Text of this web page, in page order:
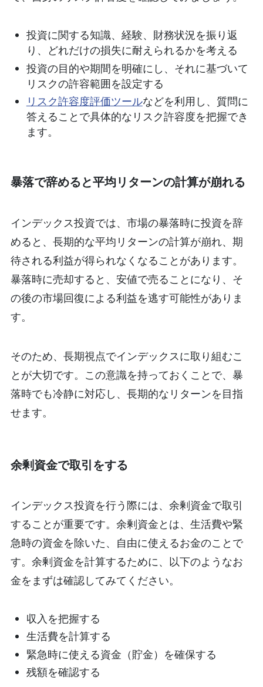
投資に関する知識、経験、財務状況を振り返
り、どれだけの損失に耐えられるかを考える
投資の目的や期間を明確にし、それに基づいて
リスクの許容範囲を設定する
リスク許容度評価ツールなどを利用し、質問に
答えることで具体的なリスク許容度を把握でき
ます。
暴落で辞めると平均リターンの計算が崩れる
インデックス投資では、市場の暴落時に投資を辞
めると、長期的な平均リターンの計算が崩れ、期
待される利益が得られなくなることがあります。
暴落時に売却すると、安値で売ることになり、そ
の後の市場回復による利益を逃す可能性がありま
す。
そのため、長期視点でインデックスに取り組むこ
とが大切です。この意識を持っておくことで、暴
落時でも冷静に対応し、長期的なリターンを目指
せます。
余剰資金で取引をする
インデックス投資を行う際には、余剰資金で取引
することが重要です。余剰資金とは、生活費や緊
急時の資金を除いた、自由に使えるお金のことで
す。余剰資金を計算するために、以下のようなお
金をまずは確認してみてください。
収入を把握する
生活費を計算する
緊急時に使える資金（貯金）を確保する
残額を確認する